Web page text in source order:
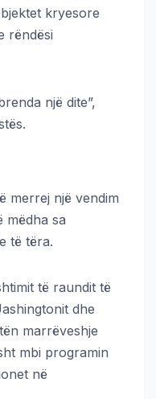
kryesore
rëndësi
një dite”,
merrej një vendim
mëdha sa
të tëra.
të raundit të
dhe
marrëveshje
mbi programin
në